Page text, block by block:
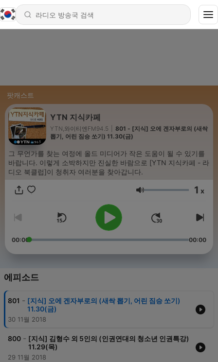
팟캐스트
YTN 지식카페
YTN,와이티엔FM94.5
801 - [지식] 오에 겐자부로의 (새싹
뽑기, 어린 짐승 쏘기) 11.30(금)
그 무언가를 찾는 여정에 올드 미디어가 작은 도움이 될 수 있기를
바랍니다. 이렇게 소박하지만 진실한 바람으로 [YTN 지식카페 - 라
디오 북클럽]이 청취자 여러분을 찾아갑니다.
음량 1 x
00:00 00:00
에피소드
801 - [지식] 오에 겐자부로의 (새싹 뽑기, 어린 짐승 쏘기)
11.30(금)
30 11월 2018
800 - [지식] 김형수 외 5인의 (인권연대의 청소년 인권특강)
11.29(목)
29 11월 2018